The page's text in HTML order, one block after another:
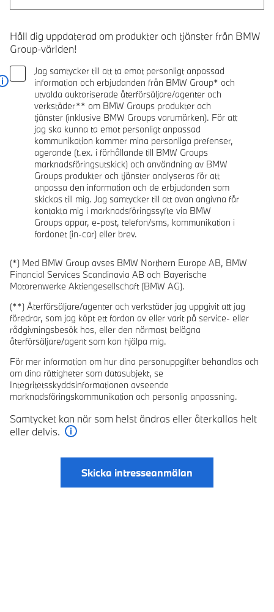
Håll dig uppdaterad om produkter och tjänster från BMW
Group-världen!
Jag samtycker till att ta emot personligt anpassad
information och erbjudanden från BMW Group* och
utvalda auktoriserade återförsäljare/agenter och
verkstäder** om BMW Groups produkter och
tjänster (inklusive BMW Groups varumärken). För att
jag ska kunna ta emot personligt anpassad
kommunikation kommer mina personliga prefenser,
agerande (t.ex. i förhållande till BMW Groups
marknadsföringsutskick) och användning av BMW
Groups produkter och tjänster analyseras för att
anpassa den information och de erbjudanden som
skickas till mig. Jag samtycker till att ovan angivna får
kontakta mig i marknadsföringssyfte via BMW
Groups appar, e-post, telefon/sms, kommunikation i
fordonet (in-car) eller brev.
Läs mer
(*) Med BMW Group avses BMW Northern Europe AB, BMW
Financial Services Scandinavia AB och Bayerische
Motorenwerke Aktiengesellschaft (BMW AG).
(**) Återförsäljare/agenter och verkstäder jag uppgivit att jag
föredrar, som jag köpt ett fordon av eller varit på service- eller
rådgivningsbesök hos, eller den närmast belägna
återförsäljare/agent som kan hjälpa mig.
För mer information om hur dina personuppgifter behandlas och
om dina rättigheter som datasubjekt, se
Integritetsskyddsinformationen avseende
marknadsföringskommunikation och personlig anpassning.
Samtycket kan när som helst ändras eller återkallas helt
eller delvis.
Skicka intresseanmälan